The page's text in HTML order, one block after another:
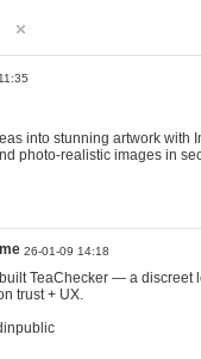
into stunning artwork with
photo-realistic images in
26-01-09 14:18
TeaChecker — a discreet
trust + UX.